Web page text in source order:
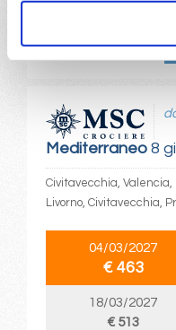
Mediterraneo8
Civitavecchia, Valencia,
Livorno, Civitavecchia,
04/03/2027
€ 463
18/03/2027
€ 513